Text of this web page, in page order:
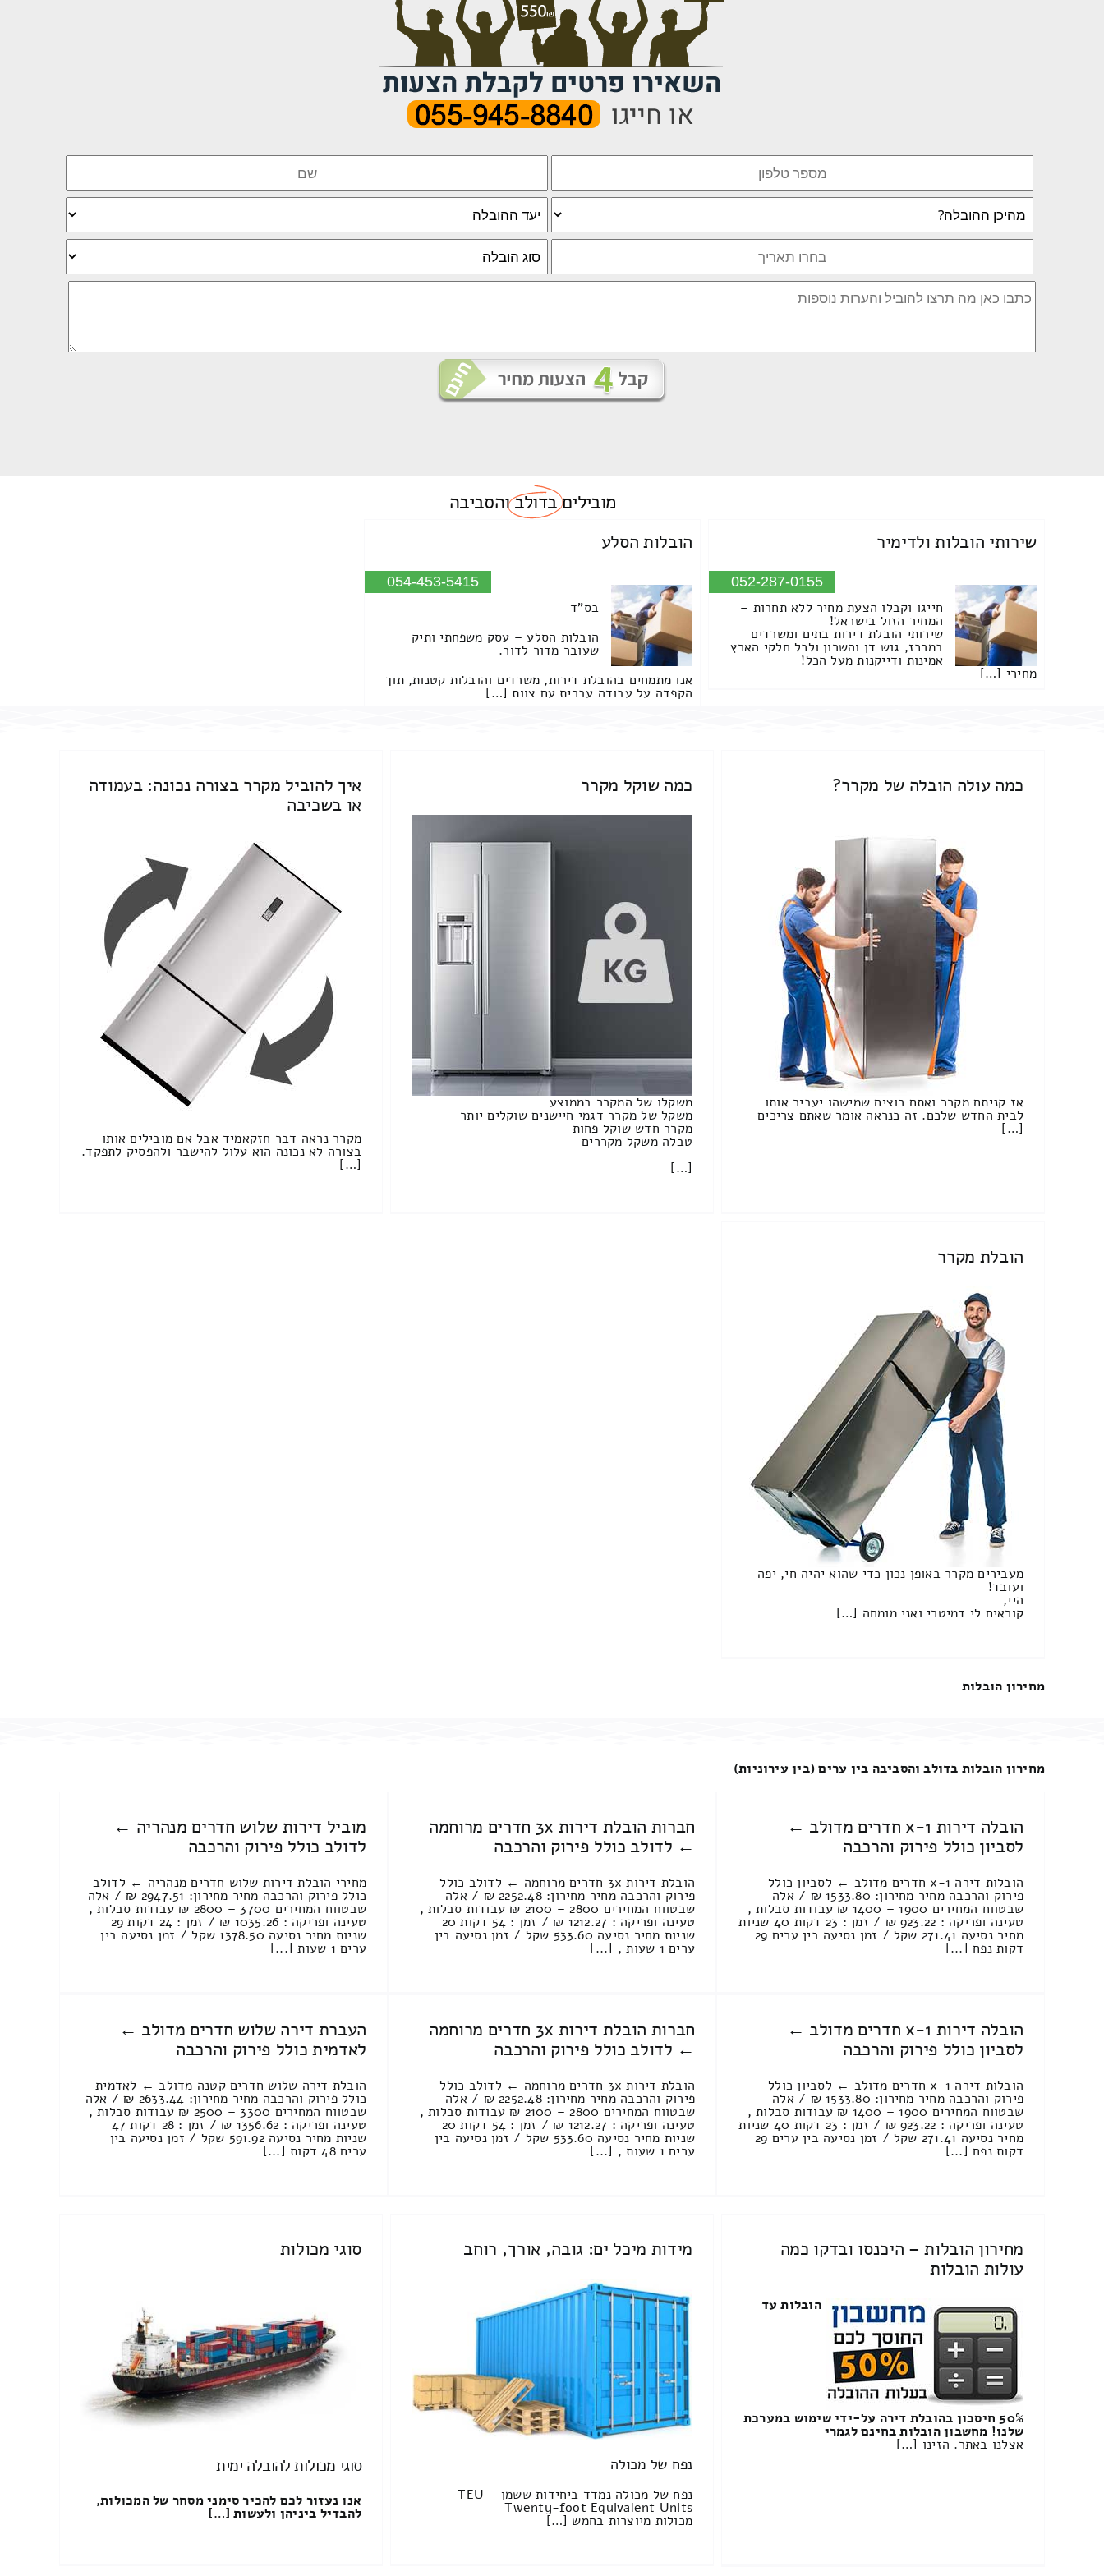
מוביליםבדולבוהסביבה
שירותי הובלות ולדימיר
052-287-0155
חייגו וקבלו הצעת מחיר ללא תחרות –
המחיר הזול בישראל!
שירותי הובלת דירות בתים ומשרדים
במרכז, גוש דן והשרון ולכל חלקי הארץ
אמינות ודייקנות מעל הכל!
מחירי […]
הובלות הסלע
054-453-5415
בס"ד
הובלות הסלע – עסק משפחתי ותיק
שעובר מדור לדור.
אנו מתמחים בהובלת דירות, משרדים והובלות קטנות, תוך
הקפדה על עבודה עברית עם צוות […]
כמה עולה הובלה של מקרר?
אז קניתם מקרר ואתם רוצים שמישהו יעביר אותו
לבית החדש שלכם. זה כנראה אומר שאתם צריכים
[…]
כמה שוקל מקרר
משקלו של המקרר בממוצע
משקל של מקרר דגמי חיישנים שוקלים יותר
מקרר חדש שוקל פחות
טבלה משקל מקררים
[…]
איך להוביל מקרר בצורה נכונה: בעמודה
או בשכיבה
מקרר נראה דבר חזקאמיד אבל אם מובילים אותו
בצורה לא נכונה הוא עלול להישבר ולהפסיק לתפקד.
[…]
הובלת מקרר
מעבירים מקרר באופן נכון כדי שהוא יהיה חי, יפה
ועובד!
היי,
קוראים לי דמיטרי ואני מומחה […]
מחירון הובלות
מחירון הובלות בדולב והסביבה בין ערים (בין עירוניות)
הובלה דירות 1-x חדרים מדולב ←
לסביון כולל פירוק והרכבה
הובלות דירה 1-x חדרים מדולב ← לסביון כולל
פירוק והרכבה מחיר מחירון: 1533.80 ₪ / אלה
שבטווח המחירים 1900 – 1400 ₪ עבודות סבלות ,
טעינה ופריקה : 923.22 ₪ / זמן : 23 דקות 40 שניות
מחיר נסיעה 271.41 שקל / זמן נסיעה בין ערים 29
דקות נפח [...]
חברות הובלת דירות 3x חדרים מרוחמה
← לדולב כולל פירוק והרכבה
הובלת דירות 3x חדרים מרוחמה ← לדולב כולל
פירוק והרכבה מחיר מחירון: 2252.48 ₪ / אלה
שבטווח המחירים 2800 – 2100 ₪ עבודות סבלות ,
טעינה ופריקה : 1212.27 ₪ / זמן : 54 דקות 20
שניות מחיר נסיעה 533.60 שקל / זמן נסיעה בין
ערים 1 שעות , [...]
מוביל דירות שלוש חדרים מנהריה ←
לדולב כולל פירוק והרכבה
מחירי הובלת דירות שלוש חדרים מנהריה ← לדולב
כולל פירוק והרכבה מחיר מחירון: 2947.51 ₪ / אלה
שבטווח המחירים 3700 – 2800 ₪ עבודות סבלות ,
טעינה ופריקה : 1035.26 ₪ / זמן : 24 דקות 29
שניות מחיר נסיעה 1378.50 שקל / זמן נסיעה בין
ערים 1 שעות [...]
הובלה דירות 1-x חדרים מדולב ←
לסביון כולל פירוק והרכבה
הובלות דירה 1-x חדרים מדולב ← לסביון כולל
פירוק והרכבה מחיר מחירון: 1533.80 ₪ / אלה
שבטווח המחירים 1900 – 1400 ₪ עבודות סבלות ,
טעינה ופריקה : 923.22 ₪ / זמן : 23 דקות 40 שניות
מחיר נסיעה 271.41 שקל / זמן נסיעה בין ערים 29
דקות נפח [...]
חברות הובלת דירות 3x חדרים מרוחמה
← לדולב כולל פירוק והרכבה
הובלת דירות 3x חדרים מרוחמה ← לדולב כולל
פירוק והרכבה מחיר מחירון: 2252.48 ₪ / אלה
שבטווח המחירים 2800 – 2100 ₪ עבודות סבלות ,
טעינה ופריקה : 1212.27 ₪ / זמן : 54 דקות 20
שניות מחיר נסיעה 533.60 שקל / זמן נסיעה בין
ערים 1 שעות , [...]
העברת דירה שלוש חדרים מדולב ←
לאדמית כולל פירוק והרכבה
הובלת דירה שלוש חדרים קטנה מדולב ← לאדמית
כולל פירוק והרכבה מחיר מחירון: 2633.44 ₪ / אלה
שבטווח המחירים 3300 – 2500 ₪ עבודות סבלות ,
טעינה ופריקה : 1356.62 ₪ / זמן : 28 דקות 47
שניות מחיר נסיעה 591.92 שקל / זמן נסיעה בין
ערים 48 דקות [...]
מחירון הובלות – היכנסו ובדקו כמה
עולות הובלות
הובלות עד
50% חיסכון בהובלת דירה על-ידי שימוש במערכת
שלנו! מחשבון הובלות בחינם לגמרי
אצלנו באתר. הזינו […]
מידות מיכל ים: גובה, אורך, רוחב
נפח של מכולה
נפח של מכולה נמדד ביחידות ששמן TEU –
Twenty-foot Equivalent Units
מכולות מיוצרות בחמש […]
סוגי מכולות
סוגי מכולות להובלה ימית
אנו נעזור לכם להכיר סימני מסחר של המכולות,
להבדיל ביניהן ולעשות […]